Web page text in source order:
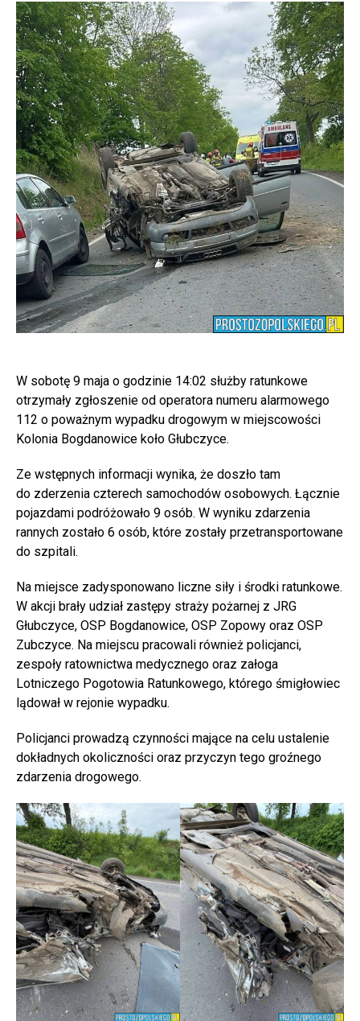
W sobotę 9 maja o godzinie 14:02 służby ratunkowe
otrzymały zgłoszenie od operatora numeru alarmowego
112 o poważnym wypadku drogowym w miejscowości
Kolonia Bogdanowice koło Głubczyce.
Ze wstępnych informacji wynika, że doszło tam
do zderzenia czterech samochodów osobowych. Łącznie
pojazdami podróżowało 9 osób. W wyniku zdarzenia
rannych zostało 6 osób, które zostały przetransportowane
do szpitali.
Na miejsce zadysponowano liczne siły i środki ratunkowe.
W akcji brały udział zastępy straży pożarnej z JRG
Głubczyce, OSP Bogdanowice, OSP Zopowy oraz OSP
Zubczyce. Na miejscu pracowali również policjanci,
zespoły ratownictwa medycznego oraz załoga
Lotniczego Pogotowia Ratunkowego, którego śmigłowiec
lądował w rejonie wypadku.
Policjanci prowadzą czynności mające na celu ustalenie
dokładnych okoliczności oraz przyczyn tego groźnego
zdarzenia drogowego.